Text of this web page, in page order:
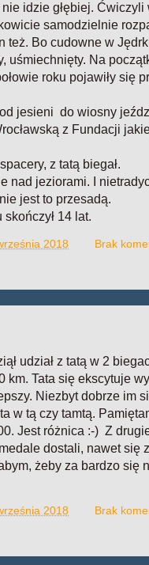
idzie głębiej.
samodzielnie
też. Bo cudowne w
uśmiechnięty. Na
roku pojawiły się
jesieni do wiosny
z Fundacji
z tatą biegał.
nad jeziorami. I
jest to przesadą.
14 lat.
2018
Brak
udział z tatą w 2
km. Tata się ekscytuje
Niezbyt dobrze im
w tą czy tamtą.
Jest różnica :-) Z
dostali, nawet się
żeby za bardzo się
2018
Brak